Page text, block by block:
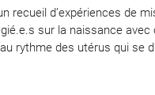
recueil d’expériences de
sur la naissance
rythme des utérus qui se